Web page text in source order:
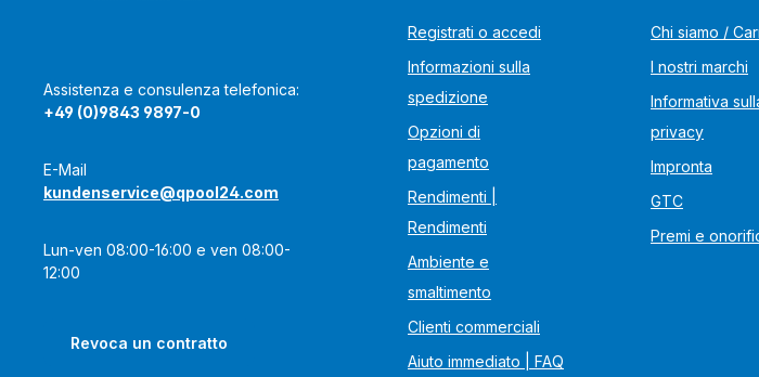
Assistenza e consulenza telefonica:
+49 (0)9843 9897-0
E-Mail
kundenservice@qpool24.com
Lun-ven 08:00-16:00 e ven 08:00-
12:00
Revoca un contratto
Registrati o accedi
Informazioni sulla
spedizione
Opzioni di
pagamento
Rendimenti |
Rendimenti
Ambiente e
smaltimento
Clienti commerciali
Aiuto immediato | FAQ
Chi siamo /
I nostri marchi
Informativa
privacy
Impronta
GTC
Premi e